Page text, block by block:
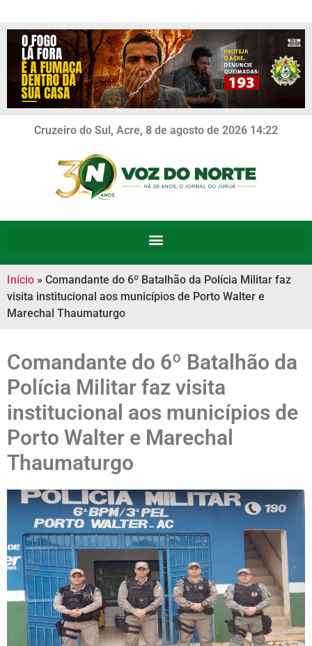
Cruzeiro do Sul, Acre, 8 de agosto de 2026 14:22
Início » Comandante do 6º Batalhão da Polícia Militar faz
visita institucional aos municípios de Porto Walter e
Marechal Thaumaturgo
Comandante do 6º Batalhão da
Polícia Militar faz visita
institucional aos municípios de
Porto Walter e Marechal
Thaumaturgo